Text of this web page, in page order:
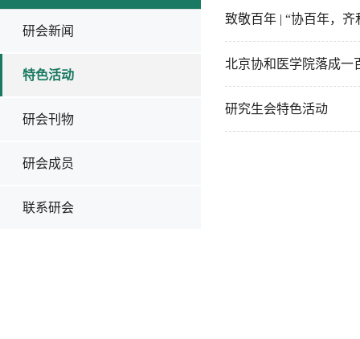
研会新闻
特色活动
研会刊物
研会成员
联系研会
致敬百年 | “协百年，
北京协和医学院落成一
研究生会特色活动